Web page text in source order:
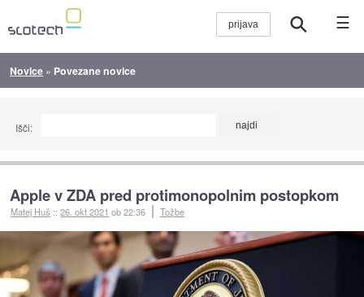
☰
Novice » Povezane novice
Išči:
Apple v ZDA pred protimonopolnim postopkom
Matej Huš ::26. okt 2021 ob 22:36 Tožbe